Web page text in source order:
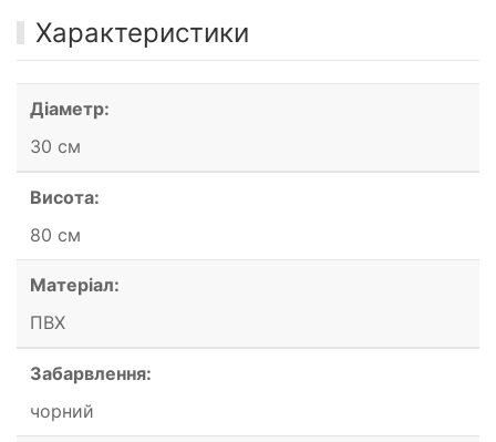
Характеристики
Діаметр:
30 см
Висота:
80 см
Матеріал:
ПВХ
Забарвлення:
чорний